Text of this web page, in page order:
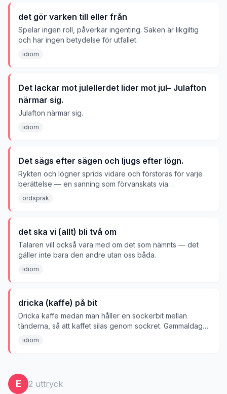
det gör varken till eller från
Spelar ingen roll, påverkar ingenting. Saken är likgiltig
och har ingen betydelse för utfallet.
idiom
Det lackar mot julellerdet lider mot jul– Julafton
närmar sig.
Julafton närmar sig.
idiom
Det sägs efter sägen och ljugs efter lögn.
Rykten och lögner sprids vidare och förstoras för varje
berättelse — en sanning som förvanskats via
vidarebefordran blir till slut en hel historia.
ordsprak
det ska vi (allt) bli två om
Talaren vill också vara med om det som nämnts — det
gäller inte bara den andre utan oss båda.
idiom
dricka (kaffe) på bit
Dricka kaffe medan man håller en sockerbit mellan
tänderna, så att kaffet silas genom sockret. Gammaldags
sed.
idiom
E 2 uttryck